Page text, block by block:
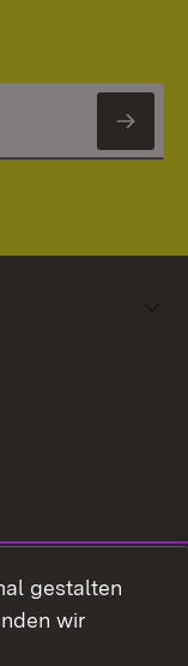
gestalten
wir